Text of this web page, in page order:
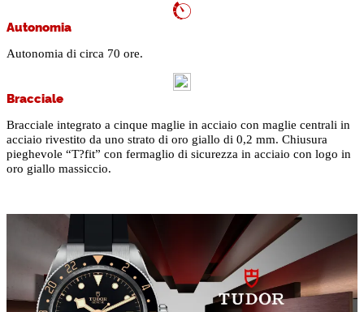
Autonomia
Autonomia di circa 70 ore.
Bracciale
Bracciale integrato a cinque maglie in acciaio con maglie centrali in
acciaio rivestito da uno strato di oro giallo di 0,2 mm. Chiusura
pieghevole “T?fit” con fermaglio di sicurezza in acciaio con logo in
oro giallo massiccio.